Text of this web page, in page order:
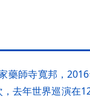
藥師寺寬邦，
去年世界巡演在